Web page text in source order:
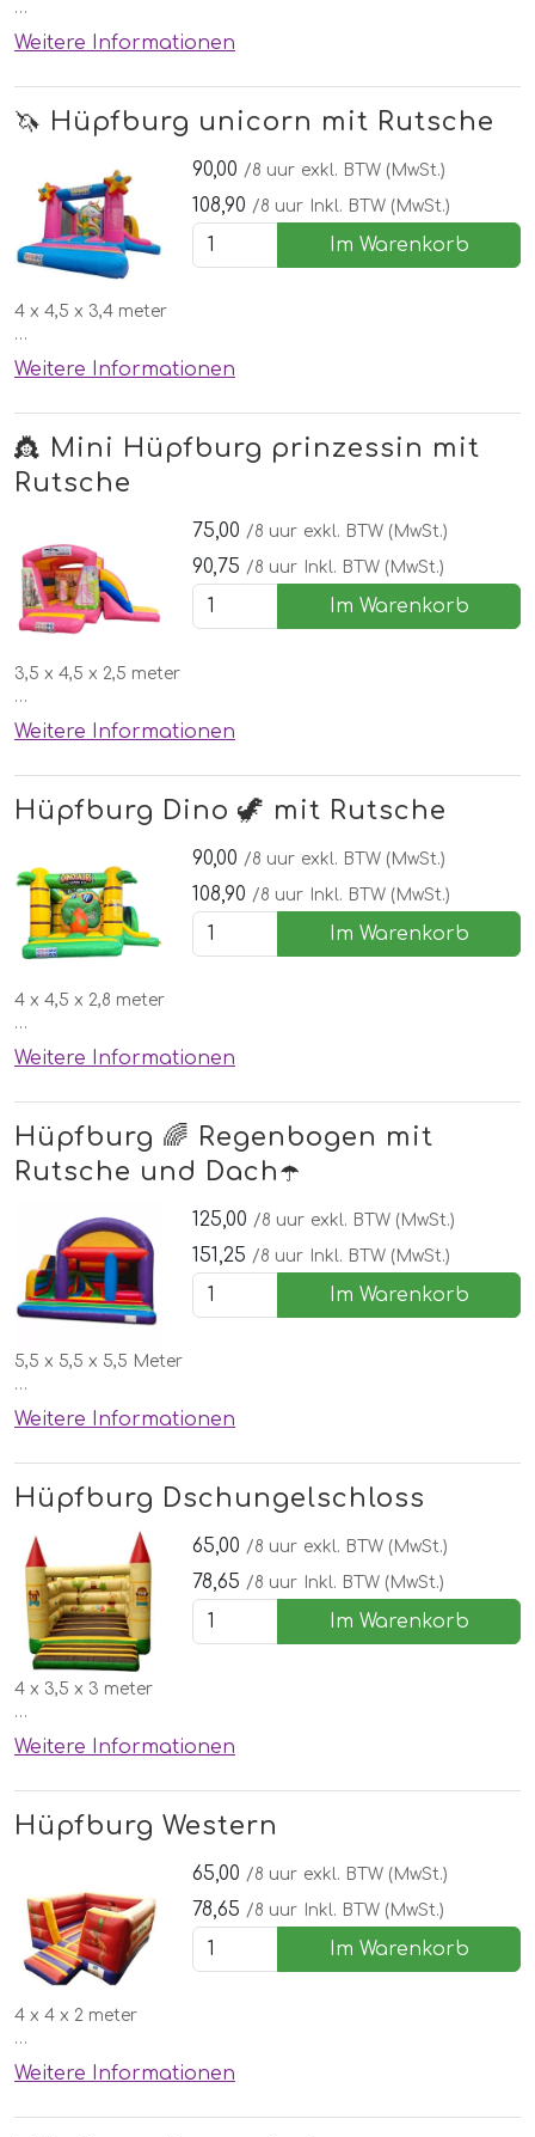
✅Mit Rutsche!
✅Kostenlose lieferung, aufbau und abbau in Nordhorn
Weitere Informationen
🦄 Hüpfburg unicorn mit Rutsche
90,00 /8 uur exkl. BTW (MwSt.)
108,90 /8 uur Inkl. BTW (MwSt.)
Im Warenkorb
4 x 4,5 x 3,4 meter
✅Mit Rutsche!
✅Kostenlose lieferung, aufbau und abbau in Nordhorn
Weitere Informationen
👸 Mini Hüpfburg prinzessin mit
Rutsche
75,00 /8 uur exkl. BTW (MwSt.)
90,75 /8 uur Inkl. BTW (MwSt.)
Im Warenkorb
3,5 x 4,5 x 2,5 meter
✅Mit Rutsche!
✅Kostenlose lieferung, aufbau und abbau in Nordhorn
Weitere Informationen
Hüpfburg Dino 🦖 mit Rutsche
90,00 /8 uur exkl. BTW (MwSt.)
108,90 /8 uur Inkl. BTW (MwSt.)
Im Warenkorb
4 x 4,5 x 2,8 meter
✅Mit Rutsche!
✅Kostenlose lieferung, aufbau und abbau in Nordhorn
Weitere Informationen
Hüpfburg 🌈 Regenbogen mit
Rutsche und Dach☂️
125,00 /8 uur exkl. BTW (MwSt.)
151,25 /8 uur Inkl. BTW (MwSt.)
Im Warenkorb
5,5 x 5,5 x 5,5 Meter
✅Kostenlose lieferung, aufbau und abbau in Nordhorn
🌞Inklusive schönen Wettergarantie
Weitere Informationen
Hüpfburg Dschungelschloss
65,00 /8 uur exkl. BTW (MwSt.)
78,65 /8 uur Inkl. BTW (MwSt.)
Im Warenkorb
4 x 3,5 x 3 meter
✅Kostenlose lieferung, aufbau und abbau in Nordhorn
🌞 Inklusive schönen Wettergarantie
Weitere Informationen
Hüpfburg Western
65,00 /8 uur exkl. BTW (MwSt.)
78,65 /8 uur Inkl. BTW (MwSt.)
Im Warenkorb
4 x 4 x 2 meter
✅Kostenlose lieferung, aufbau und abbau in Nordhorn
🌞Inklusive schönen Wettergarantie
Weitere Informationen